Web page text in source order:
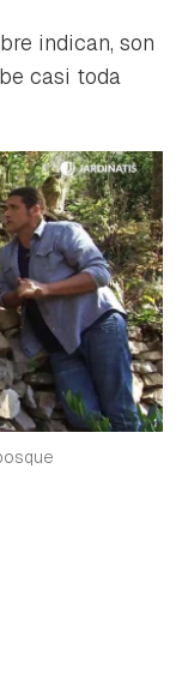
indican, son
casi toda